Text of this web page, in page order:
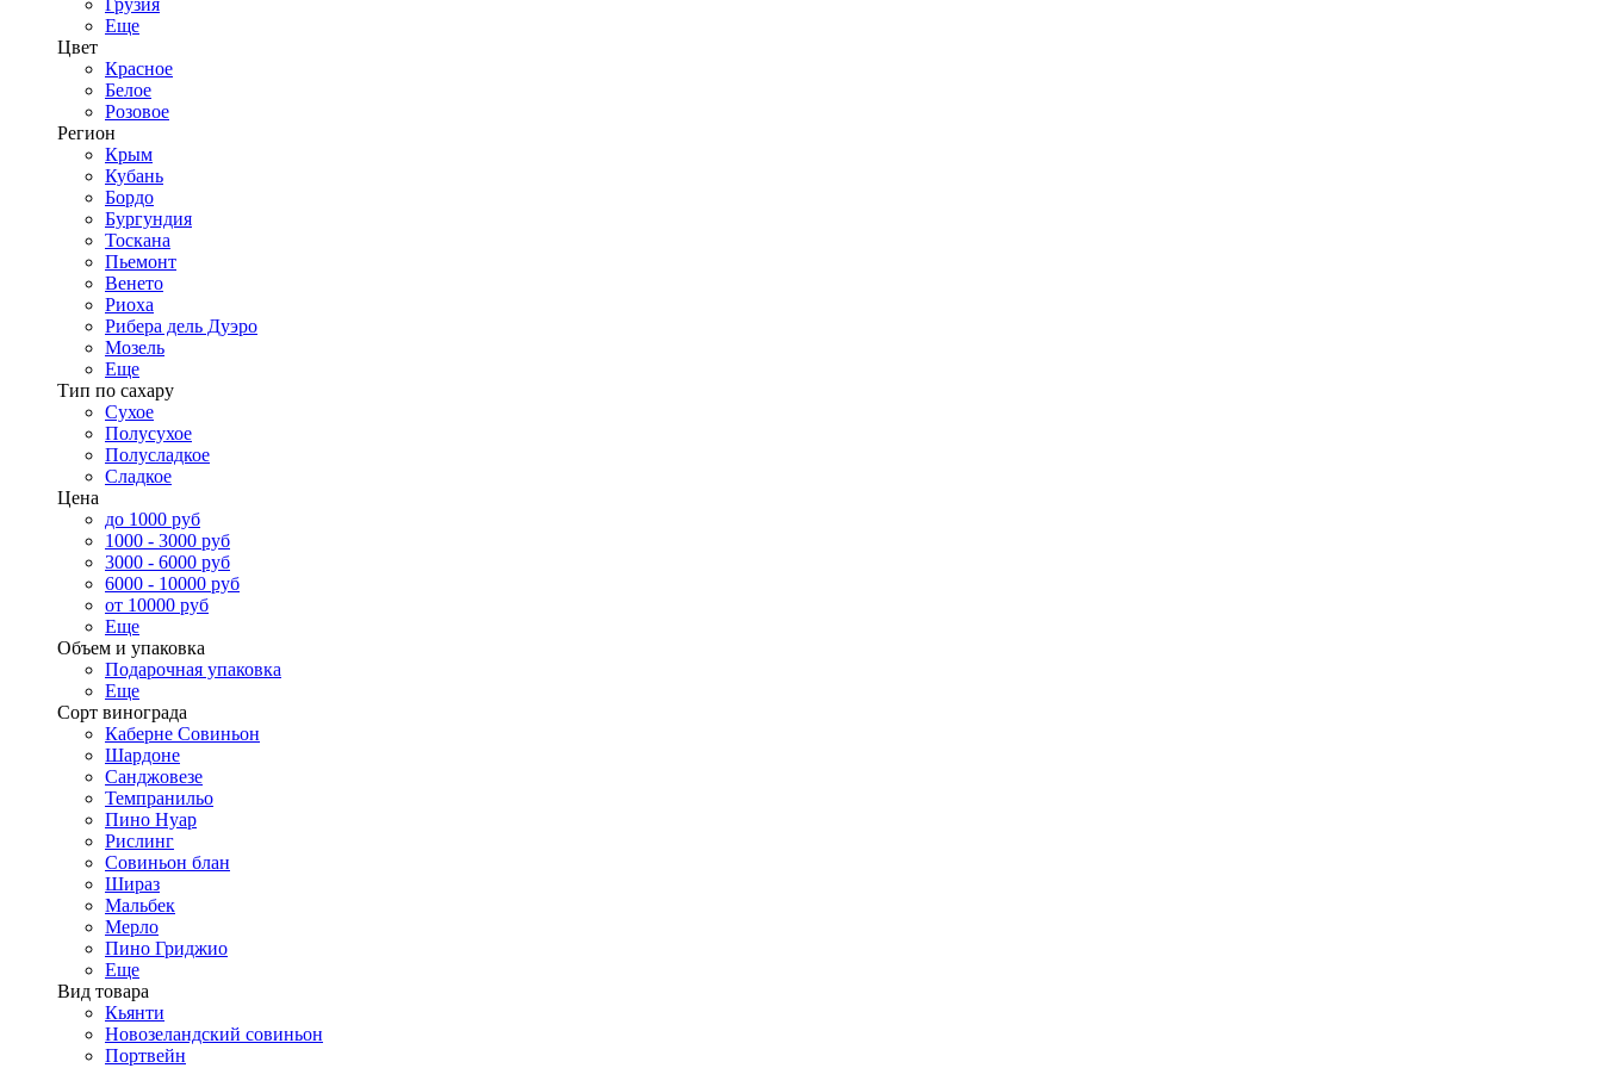
Грузия
Еще
Цвет
Красное
Белое
Розовое
Регион
Крым
Кубань
Бордо
Бургундия
Тоскана
Пьемонт
Венето
Риоха
Рибера дель Дуэро
Мозель
Еще
Тип по сахару
Сухое
Полусухое
Полусладкое
Сладкое
Цена
до 1000 руб
1000 - 3000 руб
3000 - 6000 руб
6000 - 10000 руб
от 10000 руб
Еще
Объем и упаковка
Подарочная упаковка
Еще
Сорт винограда
Каберне Совиньон
Шардоне
Санджовезе
Темпранильо
Пино Нуар
Рислинг
Совиньон блан
Шираз
Мальбек
Мерло
Пино Гриджио
Еще
Вид товара
Кьянти
Новозеландский совиньон
Портвейн